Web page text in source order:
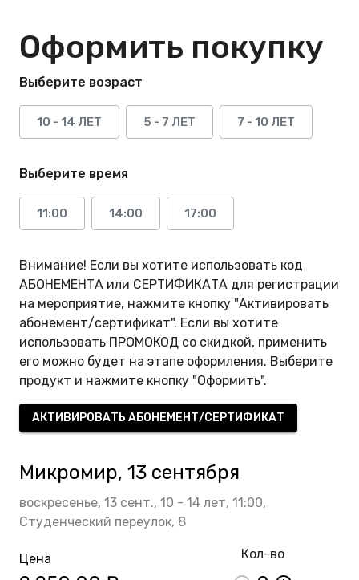
Оформить покупку
Выберите возраст
10 - 14 ЛЕТ 5 - 7 ЛЕТ 7 - 10 ЛЕТ
Выберите время
11:00 14:00 17:00
Внимание! Если вы хотите использовать код
АБОНЕМЕНТА или СЕРТИФИКАТА для регистрации
на мероприятие, нажмите кнопку "Активировать
абонемент/сертификат". Если вы хотите
использовать ПРОМОКОД со скидкой, применить
его можно будет на этапе оформления. Выберите
продукт и нажмите кнопку "Оформить".
АКТИВИРОВАТЬ АБОНЕМЕНТ/СЕРТИФИКАТ
Микромир, 13 сентября
воскресенье, 13 сент., 10 - 14 лет, 11:00,
Студенческий переулок, 8
Цена Кол-во